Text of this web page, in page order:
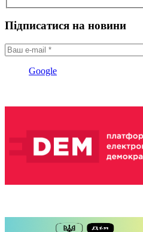
Підписатися на новини
Google